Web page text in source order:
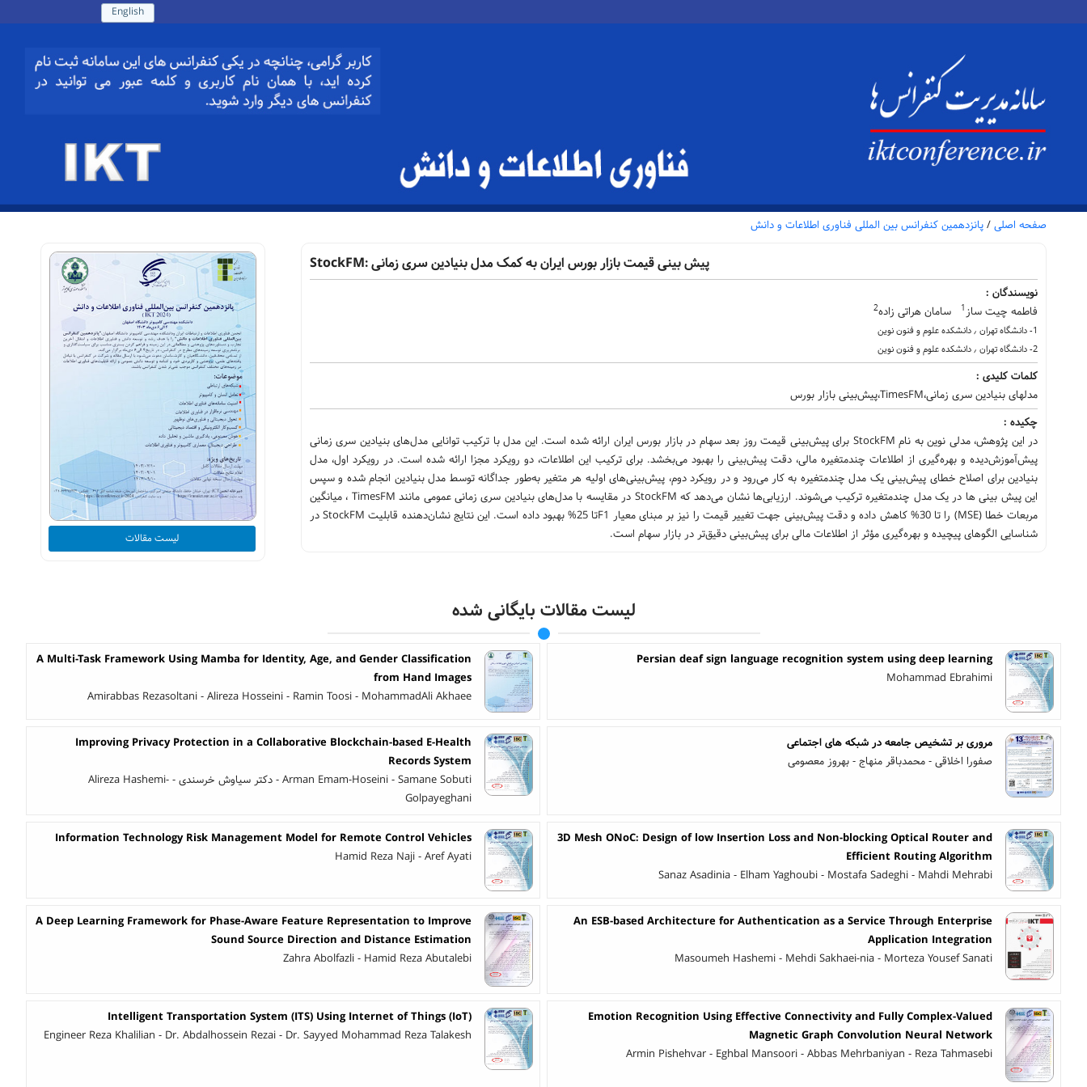
English
صفحه اصلی / پانزدهمین کنفرانس بین المللی فناوری اطلاعات و دانش
StockFM: پیش بینی قیمت بازار بورس ایران به کمک مدل بنیادین سری زمانی
نویسندگان :
فاطمه چیت ساز 1 سامان هراتی زاده2
1- دانشگاه تهران ٫ دانشکده علوم و فنون نوین
2- دانشگاه تهران ٫ دانشکده علوم و فنون نوین
کلمات کلیدی :
مدلهای بنیادین سری زمانی،TimesFM،پیش‌بینی بازار بورس
چکیده :
در این پژوهش، مدلی نوین به نام StockFM برای پیش‌بینی قیمت روز بعد سهام در بازار بورس ایران ارائه شده است. این مدل با ترکیب توانایی مدل‌های بنیادین سری زمانی
پیش‌آموزش‌دیده و بهره‌گیری از اطلاعات چندمتغیره مالی، دقت پیش‌بینی را بهبود می‌بخشد. برای ترکیب این اطلاعات، دو رویکرد مجزا ارائه شده است. در رویکرد اول، مدل
بنیادین برای اصلاح خطای پیش‌بینی یک مدل چندمتغیره به کار می‌رود و در رویکرد دوم، پیش‌بینی‌های اولیه هر متغیر به‌طور جداگانه توسط مدل بنیادین انجام شده و سپس
این پیش بینی ها در یک مدل چندمتغیره ترکیب می‌شوند. ارزیابی‌ها نشان می‌دهد که StockFM در مقایسه با مدل‌های بنیادین سری زمانی عمومی مانند TimesFM ، میانگین
مربعات خطا (MSE) را تا 30% کاهش داده و دقت پیش‌بینی جهت تغییر قیمت را نیز بر مبنای معیار F1تا 25% بهبود داده است. این نتایج نشان‌دهنده قابلیت StockFM در
شناسایی الگوهای پیچیده و بهره‌گیری مؤثر از اطلاعات مالی برای پیش‌بینی دقیق‌تر در بازار سهام است.
لیست مقالات
لیست مقالات بایگانی شده
Persian deaf sign language recognition system using deep learning
Mohammad Ebrahimi
A Multi-Task Framework Using Mamba for Identity, Age, and Gender Classification
from Hand Images
Amirabbas Rezasoltani - Alireza Hosseini - Ramin Toosi - MohammadAli Akhaee
مروری بر تشخیص جامعه در شبکه های اجتماعی
صفورا اخلاقی - محمدباقر منهاج - بهروز معصومی
Improving Privacy Protection in a Collaborative Blockchain-based E-Health
Records System
Arman Emam-Hoseini - Samane Sobuti - دکتر سیاوش خرسندی - Alireza Hashemi-
Golpayeghani
3D Mesh ONoC: Design of low Insertion Loss and Non-blocking Optical Router and
Efficient Routing Algorithm
Sanaz Asadinia - Elham Yaghoubi - Mostafa Sadeghi - Mahdi Mehrabi
Information Technology Risk Management Model for Remote Control Vehicles
Hamid Reza Naji - Aref Ayati
An ESB-based Architecture for Authentication as a Service Through Enterprise
Application Integration
Masoumeh Hashemi - Mehdi Sakhaei-nia - Morteza Yousef Sanati
A Deep Learning Framework for Phase-Aware Feature Representation to Improve
Sound Source Direction and Distance Estimation
Zahra Abolfazli - Hamid Reza Abutalebi
Emotion Recognition Using Effective Connectivity and Fully Complex-Valued
Magnetic Graph Convolution Neural Network
Armin Pishehvar - Eghbal Mansoori - Abbas Mehrbaniyan - Reza Tahmasebi
Intelligent Transportation System (ITS) Using Internet of Things (IoT)
Engineer Reza Khalilian - Dr. Abdalhossein Rezai - Dr. Sayyed Mohammad Reza Talakesh